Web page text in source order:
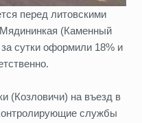
перед литовскими
(Каменный
сутки оформили 18% и
(Козловичи) на въезд в
службы